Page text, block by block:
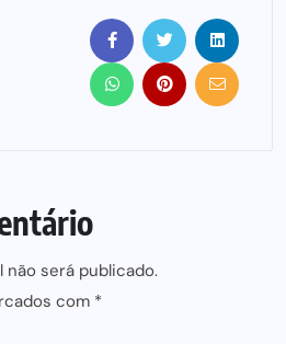
será publicado.
com *